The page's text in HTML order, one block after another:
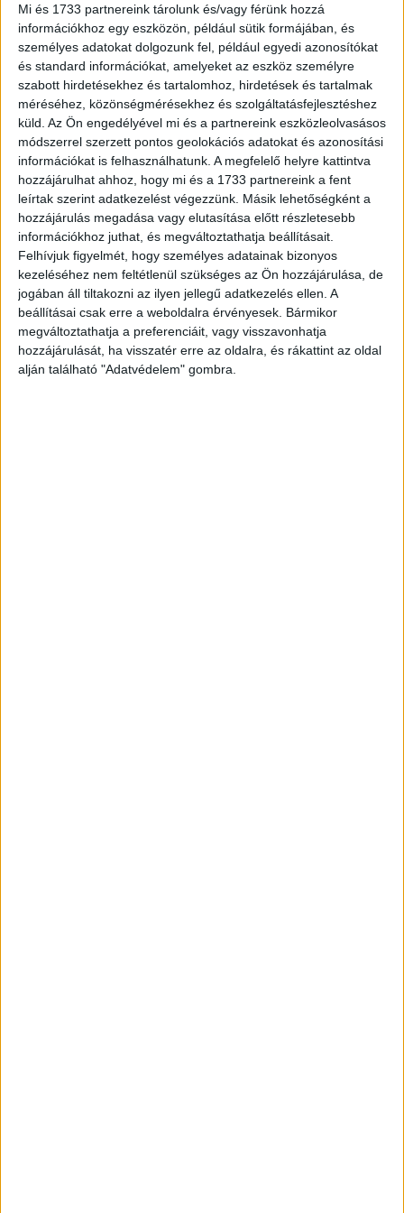
Mi és 1733 partnereink tárolunk és/vagy férünk hozzá
információkhoz egy eszközön, például sütik formájában, és
személyes adatokat dolgozunk fel, például egyedi azonosítókat
és standard információkat, amelyeket az eszköz személyre
szabott hirdetésekhez és tartalomhoz, hirdetések és tartalmak
méréséhez, közönségmérésekhez és szolgáltatásfejlesztéshez
küld. Az Ön engedélyével mi és a partnereink eszközleolvasásos
módszerrel szerzett pontos geolokációs adatokat és azonosítási
információkat is felhasználhatunk. A megfelelő helyre kattintva
hozzájárulhat ahhoz, hogy mi és a 1733 partnereink a fent
leírtak szerint adatkezelést végezzünk. Másik lehetőségként a
hozzájárulás megadása vagy elutasítása előtt részletesebb
információkhoz juthat, és megváltoztathatja beállításait.
Felhívjuk figyelmét, hogy személyes adatainak bizonyos
kezeléséhez nem feltétlenül szükséges az Ön hozzájárulása, de
jogában áll tiltakozni az ilyen jellegű adatkezelés ellen. A
beállításai csak erre a weboldalra érvényesek. Bármikor
megváltoztathatja a preferenciáit, vagy visszavonhatja
hozzájárulását, ha visszatér erre az oldalra, és rákattint az oldal
alján található "Adatvédelem" gombra.
Web 2021. május 12.
Az elmúlt egy évben Magyarországon is látványosan
emelkedett azoknak az ismert embereknek a száma, akik
erősítették vagy éppen megteremtették az internetes
jelenlétüket. Az előbbiek...
Online interjúsorozatot indít Friderikusz
Web 2021. április 19.
Április végén online interjúsorozatot indít Friderikusz